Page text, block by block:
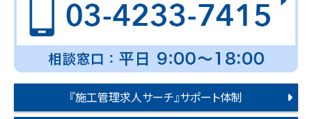
『施工管理求人サーチ』サポート体制